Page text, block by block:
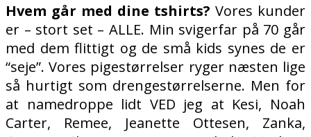
Hvem går med dine tshirts? Vores kunder
er – stort set – ALLE. Min svigerfar på 70 går
med dem flittigt og de små kids synes de er
“seje”. Vores pigestørrelser ryger næsten lige
så hurtigt som drengestørrelserne. Men for
at namedroppe lidt VED jeg at Kesi, Noah
Carter, Remee, Jeanette Ottesen, Zanka,